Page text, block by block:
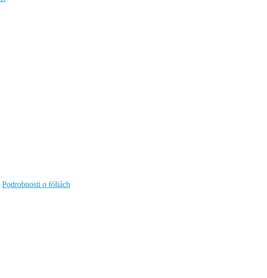
Podrobnosti o fóliách